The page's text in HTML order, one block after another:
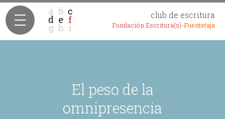
club de escritura
Fundación Escritura(s)-Fuentetaja
El peso de la
omnipresencia